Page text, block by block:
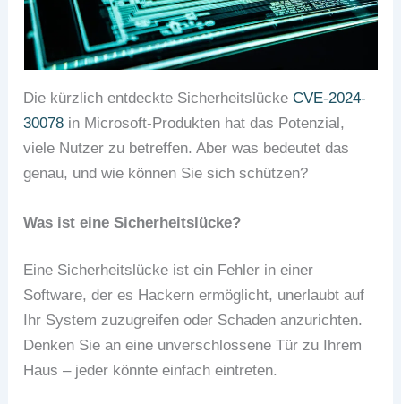
Die kürzlich entdeckte SicherheitslückeCVE-2024-
30078 in Microsoft-Produkten hat das Potenzial,
viele Nutzer zu betreffen. Aber was bedeutet das
genau, und wie können Sie sich schützen?
Was ist eine Sicherheitslücke?
Eine Sicherheitslücke ist ein Fehler in einer
Software, der es Hackern ermöglicht, unerlaubt auf
Ihr System zuzugreifen oder Schaden anzurichten.
Denken Sie an eine unverschlossene Tür zu Ihrem
Haus – jeder könnte einfach eintreten.